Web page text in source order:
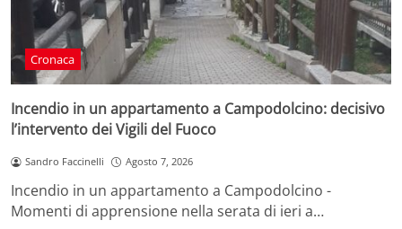
Cronaca
Incendio in un appartamento a Campodolcino: decisivo
l’intervento dei Vigili del Fuoco
Sandro Faccinelli Agosto 7, 2026
Incendio in un appartamento a Campodolcino -
Momenti di apprensione nella serata di ieri a…